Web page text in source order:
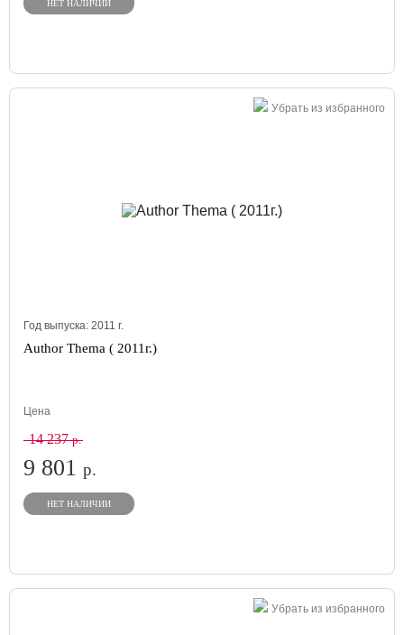
НЕТ НАЛИЧИИ
Убрать из избранного
Год выпуска: 2011 г.
Author Thema ( 2011г.)
Цена
14 237р.
9 801 р.
НЕТ НАЛИЧИИ
Убрать из избранного